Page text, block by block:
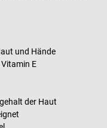
und Hände
E
der Haut